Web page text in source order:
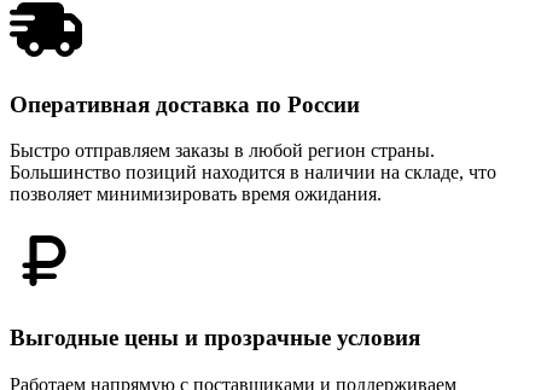
Оперативная доставка по России
Быстро отправляем заказы в любой регион страны.
Большинство позиций находится в наличии на складе, что
позволяет минимизировать время ожидания.
Выгодные цены и прозрачные условия
Работаем напрямую с поставщиками и поддерживаем